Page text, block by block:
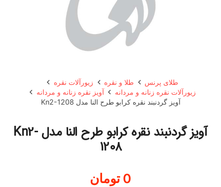
طلای پرنس طلا و نقره
زیورآلات نقره
زیورآلات نقره زنانه و مردانه
آویز نقره زنانه و مردانه
آویز گردنبند نقره کرابو طرح النا مدل Kn2-1208
آویز گردنبند نقره کرابو طرح النا مدل Kn2-
1208
0 تومان